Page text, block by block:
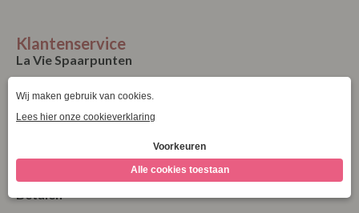
Klantenservice
La Vie Spaarpunten
Verzending & Levering
Retourneren
Bestellen